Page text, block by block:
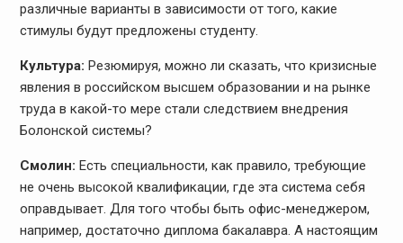
различные варианты в зависимости от того, какие
стимулы будут предложены студенту.
Культура: Резюмируя, можно ли сказать, что кризисные
явления в российском высшем образовании и на рынке
труда в какой-то мере стали следствием внедрения
Болонской системы?
Смолин: Есть специальности, как правило, требующие
не очень высокой квалификации, где эта система себя
оправдывает. Для того чтобы быть офис-менеджером,
например, достаточно диплома бакалавра. А настоящим